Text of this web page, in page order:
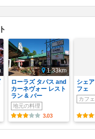
1.33km
ローラズ タパス and
カーネヴォー レスト
ラン & バー
地元の料理
3.03
シェ
フェ
カフェ